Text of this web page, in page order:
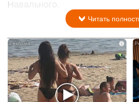
Навального.
Читать
i